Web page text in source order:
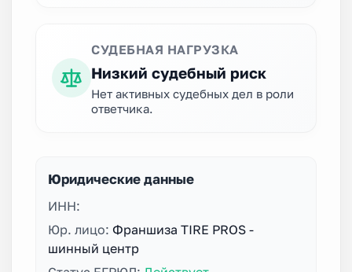
СУДЕБНАЯ НАГРУЗКА
Низкий судебный риск
Нет активных судебных дел в роли
ответчика.
Юридические данные
ИНН:
Юр. лицо: Франшиза TIRE PROS -
шинный центр